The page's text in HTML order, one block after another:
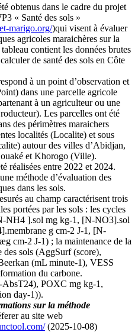
obtenus dans le cadre du projet
« Santé des sols »
marigo.org/)qui visent à évaluer
agricoles maraichères sur la
contient les données brutes
de santé des sols en Côte
à un point d’observation et
dans une parcelle agricole
à un agriculteur ou une
Les parcelles ont été
des périmètres maraichers
localités (Localite) et sous
autour des villes d’Abidjan,
et Khorogo (Ville).
réalisées entre 2022 et 2024.
méthode d’évaluation des
dans les sols.
au champ caractérisent trois
portées par les sols : les cycles
NH4 ].sol mg kg-1, [N-NO3].sol
g cm-2 J-1, [N-
cm-2 J-1) ; la maintenance de la
des sols (AggSurf (score),
(mL minute-1), VESS
du carbone.
AbsT24), POXC mg kg-1,
day-1)).
sur la méthode
au site web
(2025-10-08)